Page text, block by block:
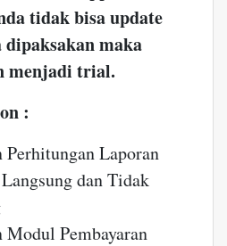
tidak bisa update
maka
menjadi trial.
:
Perhitungan Laporan
dan Tidak
Modul Pembayaran